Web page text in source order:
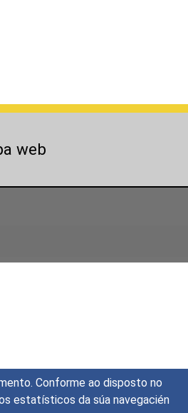
Conforme ao disposto no
estatísticos da súa navegacién
web